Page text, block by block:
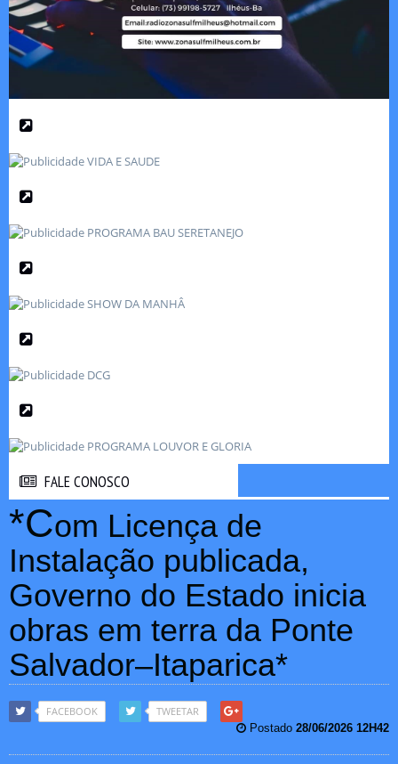
FALE CONOSCO
*Com Licença de
Instalação publicada,
Governo do Estado inicia
obras em terra da Ponte
Salvador–Itaparica*
FACEBOOK
TWEETAR
Postado 28/06/2026 12H42